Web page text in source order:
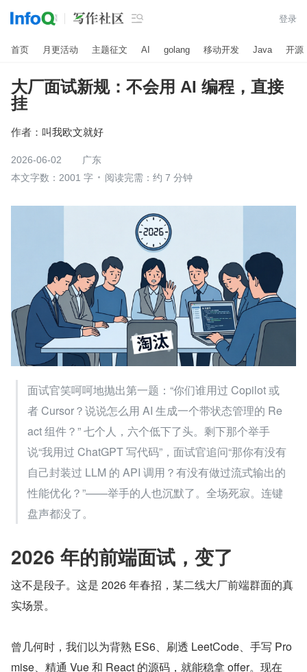
 登录
首页 月更活动 主题征文 AI golang 移动开发 Java 开源
大厂面试新规：不会用 AI 编程，直接
挂
作者： 叫我欧文就好
2026-06-02
广东
本文字数：2001 字
阅读完需：约 7 分钟
面试官笑呵呵地抛出第一题：“你们谁用过 Copilot 或
者 Cursor？说说怎么用 AI 生成一个带状态管理的 Re
act 组件？” 七个人，六个低下了头。剩下那个举手
说“我用过 ChatGPT 写代码”，面试官追问“那你有没有
自己封装过 LLM 的 API 调用？有没有做过流式输出的
性能优化？”——举手的人也沉默了。全场死寂。连键
盘声都没了。
2026 年的前端面试，变了
这不是段子。这是 2026 年春招，某二线大厂前端群面的真
实场景。
曾几何时，我们以为背熟 ES6、刷透 LeetCode、手写 Pro
mise、精通 Vue 和 React 的源码，就能稳拿 offer。现在